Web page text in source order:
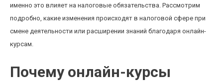
именно это влияет на налоговые обязательства. Рассмотрим
подробно, какие изменения происходят в налоговой сфере при
смене деятельности или расширении знаний благодаря онлайн-
курсам.
Почему онлайн-курсы